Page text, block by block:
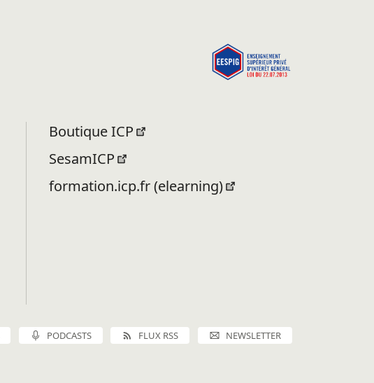
Boutique ICP
SesamICP
formation.icp.fr (elearning)
PODCASTS FLUX RSS NEWSLETTER